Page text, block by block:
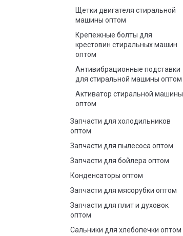
Щетки двигателя стиральной
машины оптом
Крепежные болты для
крестовин стиральных машин
оптом
Антивибрационные подставки
для стиральной машины оптом
Активатор стиральной машины
оптом
Запчасти для холодильников
оптом
Запчасти для пылесоса оптом
Запчасти для бойлера оптом
Конденсаторы оптом
Запчасти для мясорубки оптом
Запчасти для плит и духовок
оптом
Сальники для хлебопечки оптом